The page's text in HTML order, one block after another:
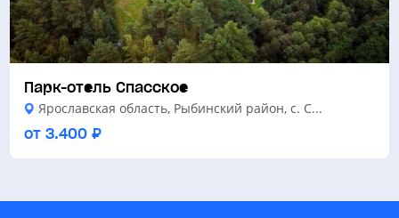
Парк-отель Спасское
Ярославская область, Рыбинский район, с. С...
от 3.400 ₽